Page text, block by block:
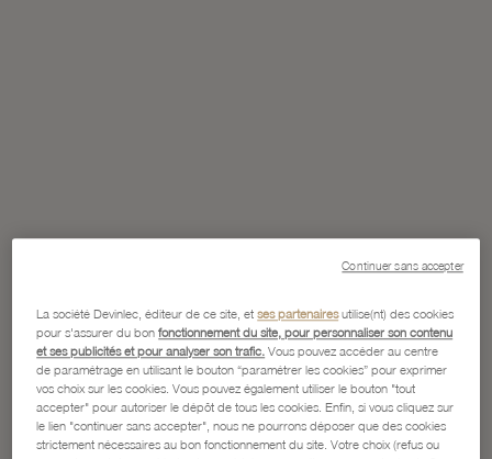
La société Devinlec, éditeur de ce site, etses partenairesutilise(nt) des cookies
pour s'assurer du bonfonctionnement du site, pour personnaliser son contenu
et ses publicités et pour analyser son trafic. Vous pouvez accéder au centre
de paramétrage en utilisant le bouton “paramétrer les cookies” pour exprimer
vos choix sur les cookies. Vous pouvez également utiliser le bouton "tout
accepter" pour autoriser le dépôt de tous les cookies. Enfin, si vous cliquez sur
le lien "continuer sans accepter", nous ne pourrons déposer que des cookies
strictement nécessaires au bon fonctionnement du site. Votre choix (refus ou
Continuer sans accepter